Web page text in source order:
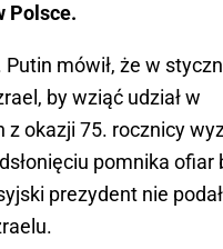
Polsce.
mówił, że w
by wziąć udział w
z okazji 75. rocznicy
pomnika ofiar
prezydent nie